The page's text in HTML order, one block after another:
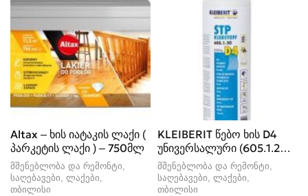
Altax – ხის იატაკის ლაქი (
პარკეტის ლაქი ) – 750მლ
მშენებლობა და რემონტი,
საღებავები, ლაქები
თბილისი
KLEIBERIT წებო ხის D4
უნივერსალური (605.1.20)
– 75
მშენებლობა და რემონტი,
საღებავები, ლაქები
თბილისი